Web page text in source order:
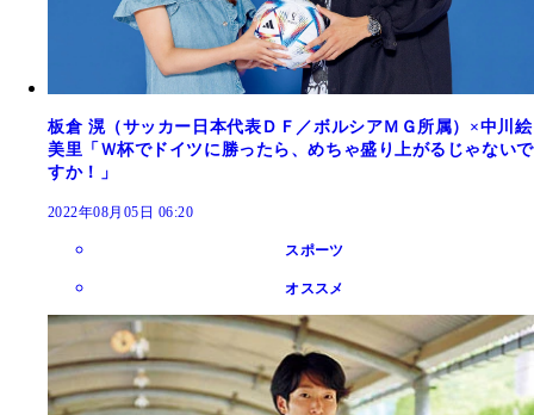
板倉 滉（サッカー日本代表ＤＦ／ボルシアＭＧ所属）×中川絵
美里「Ｗ杯でドイツに勝ったら、めちゃ盛り上がるじゃないで
すか！」
2022年08月05日 06:20
スポーツ
オススメ